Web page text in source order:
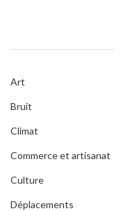
Art
Bruit
Climat
Commerce et artisanat
Culture
Déplacements